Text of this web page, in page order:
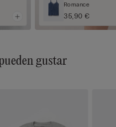
Romance
35,90 €
gustar